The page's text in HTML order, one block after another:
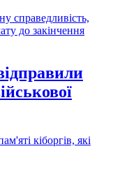
справедливість,
до закінчення
кіборгів, які